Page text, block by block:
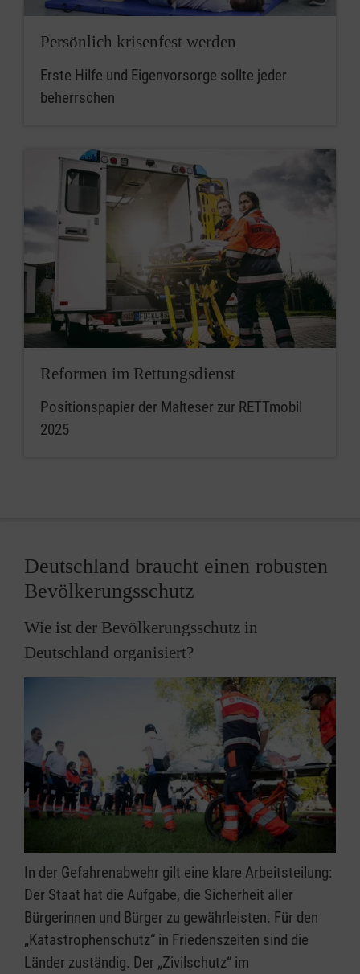
Persönlich krisenfest werden
Erste Hilfe und Eigenvorsorge sollte jeder
beherrschen
Reformen im Rettungsdienst
Positionspapier der Malteser zur RETTmobil
2025
Deutschland braucht einen robusten
Bevölkerungsschutz
Wie ist der Bevölkerungsschutz in
Deutschland organisiert?
In der Gefahrenabwehr gilt eine klare Arbeitsteilung:
Der Staat hat die Aufgabe, die Sicherheit aller
Bürgerinnen und Bürger zu gewährleisten. Für den
„Katastrophenschutz“ in Friedenszeiten sind die
Länder zuständig. Der „Zivilschutz“ im